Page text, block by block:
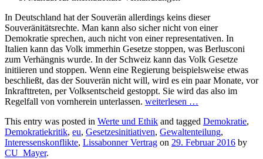
In Deutschland hat der Souverän allerdings keins dieser
Souveränitätsrechte. Man kann also sicher nicht von einer
Demokratie sprechen, auch nicht von einer representativen. In
Italien kann das Volk immerhin Gesetze stoppen, was Berlusconi
zum Verhängnis wurde. In der Schweiz kann das Volk Gesetze
initiieren und stoppen. Wenn eine Regierung beispielsweise etwas
beschließt, das der Souverän nicht will, wird es ein paar Monate, vor
Inkrafttreten, per Volksentscheid gestoppt. Sie wird das also im
Regelfall von vornherein unterlassen. weiterlesen …
This entry was posted in Werte und Ethik and tagged Demokratie,
Demokratiekritik, eu, Gesetzesinitiativen, Gewaltenteilung,
Interessenskonflikte, Lissabonner Vertrag on 29. Februar 2016 by
CU_Mayer.